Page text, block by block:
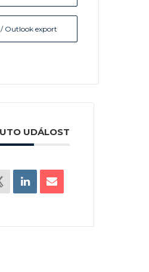
/ Outlook export
UDÁLOST